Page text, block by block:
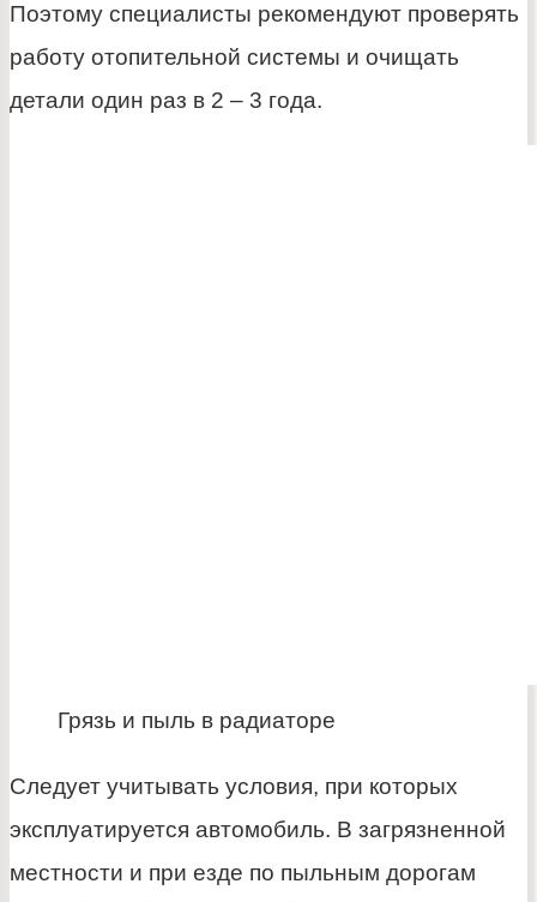
Поэтому специалисты рекомендуют проверять
работу отопительной системы и очищать
детали один раз в 2 – 3 года.
Грязь и пыль в радиаторе
Следует учитывать условия, при которых
эксплуатируется автомобиль. В загрязненной
местности и при езде по пыльным дорогам